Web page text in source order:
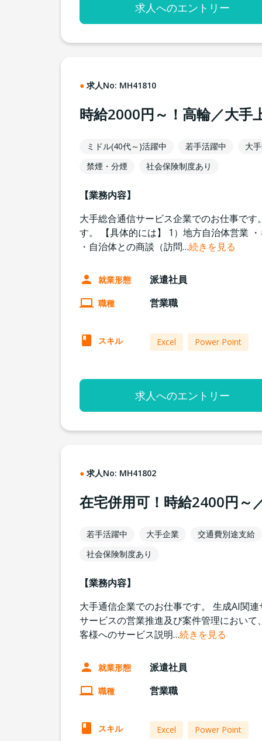
求人へのエントリー
求人No: MH41810
時給2000円～！高輪／大手
ミドル(40代～)活躍中 若手活躍中
大
禁煙・分煙
社会保険制度あり
【業務内容】
大手総合通信サービス企業でのお仕事で
す。 【具体的には】 1）地方自治体営業
・自治体との商談（訪問…続きを見る
就業形態 派遣社員
職種 営業職
スキル Excel Power Point
求人へのエントリー
求人No: MH41802
在宅併用可！時給2400円～
若手活躍中 大手企業
交通費別途支給
社会保険制度あり
【業務内容】
大手通信企業でのお仕事です。 生成AI関
サービスの営業推進及び案件管理におい
客様へのサービス説明…続きを見る
就業形態 派遣社員
職種 営業職
スキル Excel Power Point